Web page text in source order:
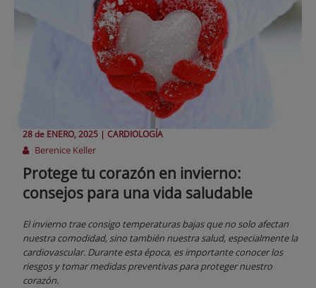
28 de ENERO, 2025 | CARDIOLOGÍA
Berenice Keller
Protege tu corazón en invierno:
consejos para una vida saludable
El invierno trae consigo temperaturas bajas que no solo afectan
nuestra comodidad, sino también nuestra salud, especialmente la
cardiovascular. Durante esta época, es importante conocer los
riesgos y tomar medidas preventivas para proteger nuestro
corazón.